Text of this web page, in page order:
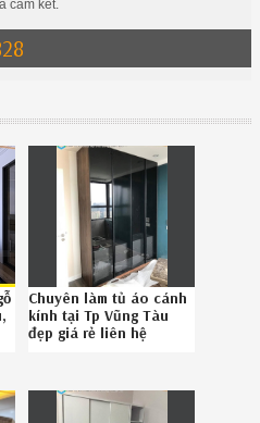
cam kết.
Chuyên làm tủ áo cánh
kính tại Tp Vũng Tàu
đẹp giá rẻ liên hệ